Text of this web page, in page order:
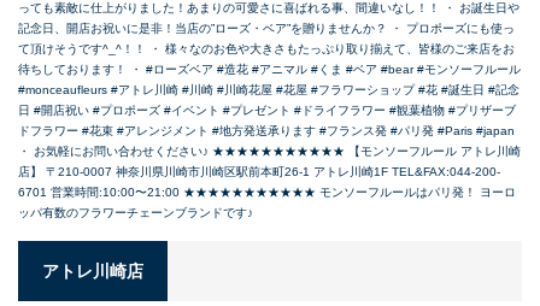
っても素敵に仕上がりました！あまりの可愛さに喜ばれる事、間違いなし！！ ・ お誕生日や
記念日、開店お祝いに是非！当店の”ローズ・ベア”を贈りませんか？ ・ プロポーズにも使っ
て頂けそうです^_^！！ ・ 様々なのお色や大きさもたっぷり取り揃えて、皆様のご来店をお
待ちしております！ ・ #ローズベア #造花 #アニマル #くま #ベア #bear #モンソーフルール
#monceaufleurs #アトレ川崎 #川崎 #川崎花屋 #花屋 #フラワーショップ #花 #誕生日 #記念
日 #開店祝い #プロポーズ #イベント #プレゼント #ドライフラワー #観葉植物 #プリザーブ
ドフラワー #花束 #アレンジメント #地方発送承ります #フランス発 #パリ発 #Paris #japan
・ お気軽にお問い合わせください♪ ★★★★★★★★★★★ 【モンソーフルール アトレ川崎
店】 〒210-0007 神奈川県川崎市川崎区駅前本町26-1 アトレ川崎1F TEL&FAX:044-200-
6701 営業時間:10:00〜21:00 ★★★★★★★★★★★ モンソーフルールはパリ発！ ヨーロ
ッパ有数のフラワーチェーンブランドです♪
アトレ川崎店